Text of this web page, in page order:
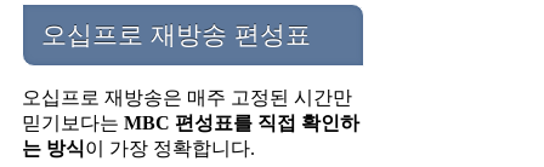
오십프로 재방송 편성표
오십프로 재방송은 매주 고정된 시간만
믿기보다는 MBC 편성표를 직접 확인하
는 방식이 가장 정확합니다.